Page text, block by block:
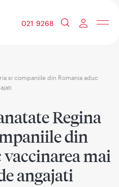
021 9268
si companiile din Romania aduc
Regina
din
mai
angajati